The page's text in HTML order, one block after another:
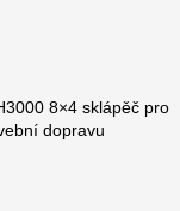
8×4 sklápěč pro
dopravu